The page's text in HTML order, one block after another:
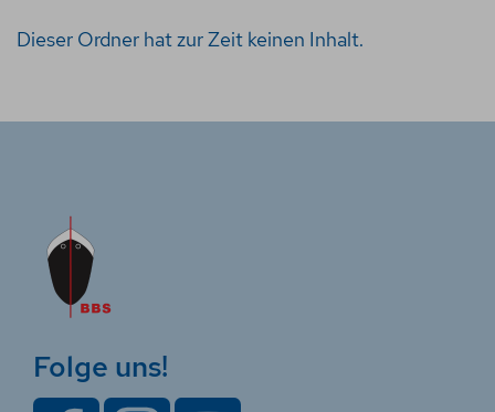
Dieser Ordner hat zur Zeit keinen Inhalt.
Folge uns!